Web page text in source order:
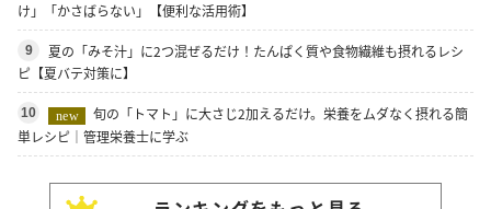
け」「かさばらない」【便利な活用術】
9
夏の「みそ汁」に2つ混ぜるだけ！たんぱく質や食物繊維も摂れるレシ
ピ【夏バテ対策に】
10 new
旬の「トマト」に大さじ2加えるだけ。栄養をムダなく摂れる簡
単レシピ｜管理栄養士に学ぶ